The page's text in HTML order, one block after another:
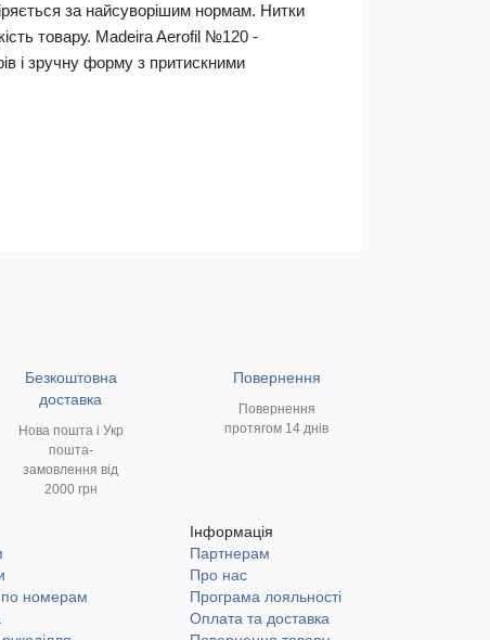
за найсуворішим нормам. Нитки
товару. Madeira Aerofil №120 -
і зручну форму з притискними
Безкоштовна
доставка
Нова пошта і Укр
пошта-
замовлення від
2000 грн
Повернення
Повернення
протягом 14 днів
номерам
Інформація
Партнерам
Про нас
Програма лояльності
Оплата та доставка